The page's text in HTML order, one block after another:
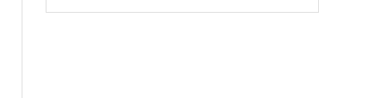
响；<&list>3.稳定器的转向胶套和球头